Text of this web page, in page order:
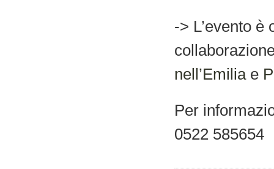
-> L’evento è
nell’Emilia e
Per
0522 585654